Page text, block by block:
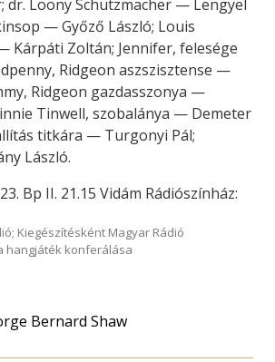
dr. Loony Schütz­macher — Lengyel
— Győző László; Louis
Kárpáti Zoltán; Jennifer, felesége
Ridgeon asz­szisztense —
Ridgeon gazdasszonya —
Tinwell, szoba­lánya — Demeter
titkára — Turgonyi Pál;
László.
Bp II. 21.15 Vidám Rádiószínház:
Kiegészítésként Magyar Rádió
hangjáték konferálása
Bernard Shaw